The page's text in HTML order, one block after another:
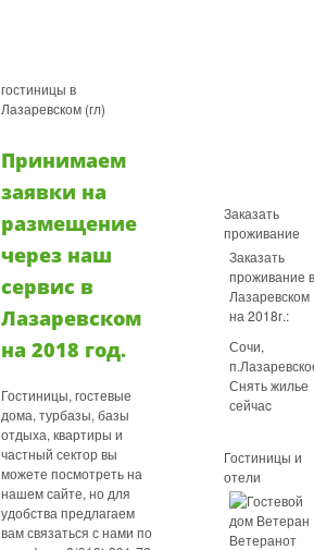
гостиницы в
Лазаревском (гл)
Принимаем
заявки на
размещение
через наш
сервис в
Лазаревском
на 2018 год.
Гостиницы, гостевые
дома, турбазы, базы
отдыха, квартиры и
частный сектор вы
можете посмотреть на
нашем сайте, но для
удобства предлагаем
вам связаться с нами по
Заказать
проживание
Заказать
проживание в
Лазаревском
на 2018г.:
Сочи,
Снять жилье
сейчаc
Гостиницы и
отели
Ветеранот